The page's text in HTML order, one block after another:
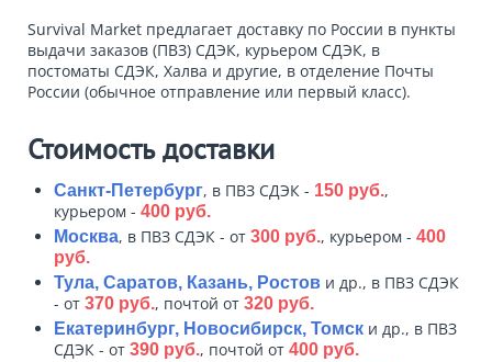
Survival Market предлагает доставку по России в пункты
выдачи заказов (ПВЗ) СДЭК, курьером СДЭК, в
постоматы СДЭК, Халва и другие, в отделение Почты
России (обычное отправление или первый класс).
Стоимость доставки
Санкт-Петербург, в ПВЗ СДЭК - 150 руб.,
курьером - 400 руб.
Москва, в ПВЗ СДЭК - от 300 руб., курьером - 400
руб.
Тула, Саратов, Казань, Ростов и др., в ПВЗ СДЭК
- от 370 руб., почтой от 320 руб.
Екатеринбург, Новосибирск, Томск и др., в ПВЗ
СДЭК - от 390 руб., почтой от 400 руб.